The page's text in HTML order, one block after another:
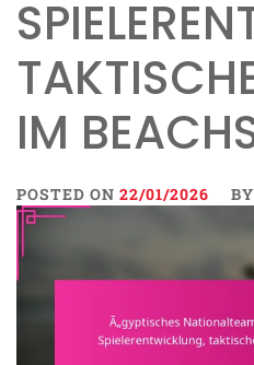
IM
POSTED ON 22/01/2026 BY